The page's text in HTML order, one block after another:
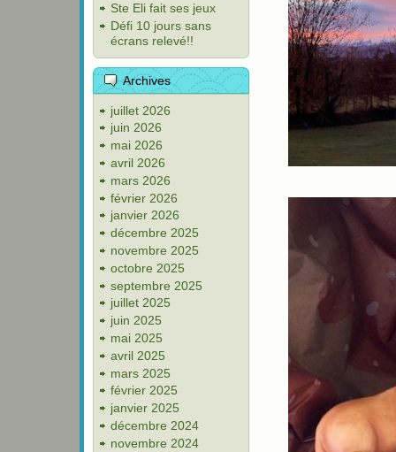
Ste Eli fait ses jeux
Défi 10 jours sans
écrans relevé!!
Archives
juillet 2026
juin 2026
mai 2026
avril 2026
mars 2026
février 2026
janvier 2026
décembre 2025
novembre 2025
octobre 2025
septembre 2025
juillet 2025
juin 2025
mai 2025
avril 2025
mars 2025
février 2025
janvier 2025
décembre 2024
novembre 2024